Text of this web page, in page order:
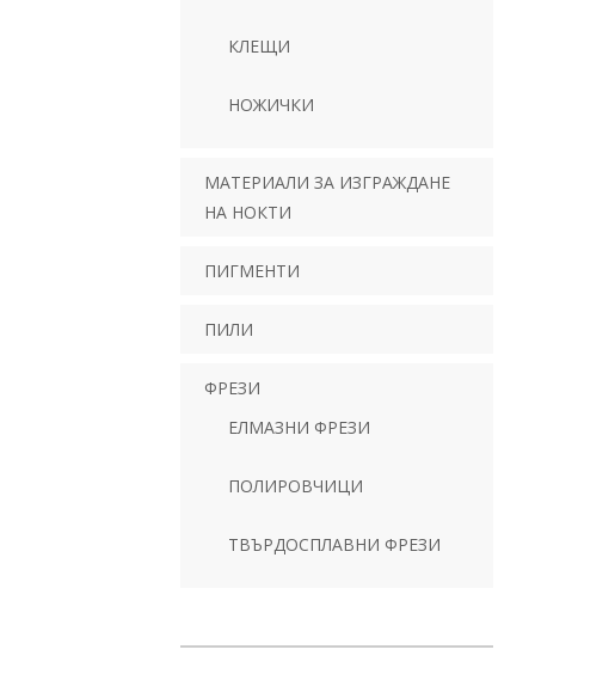
КЛЕЩИ
НОЖИЧКИ
МАТЕРИАЛИ ЗА ИЗГРАЖДАНЕ
НА НОКТИ
ПИГМЕНТИ
ПИЛИ
ФРЕЗИ
ЕЛМАЗНИ ФРЕЗИ
ПОЛИРОВЧИЦИ
ТВЪРДОСПЛАВНИ ФРЕЗИ